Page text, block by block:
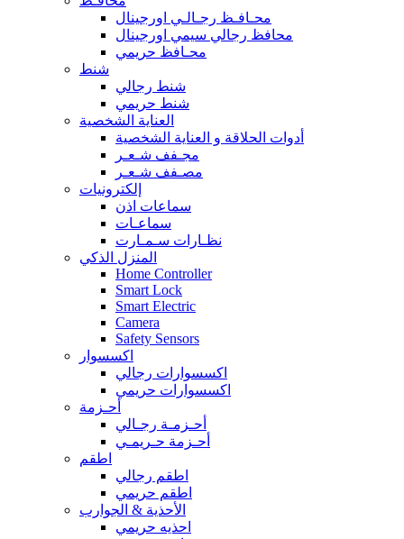
محـافـظ رجـالـي اورجينال
محافظ رجالي سيمي اورجينال
محـافظ حريمي
شنط
شنط رجالي
شنط حريمي
العناية الشخصية
أدوات الحلاقة و العناية الشخصية
مجـفف شـعـر
مصـفف شـعـر
إلكترونيات
سماعات اذن
سماعـات
نظـارات سـمـارت
المنزل الذكي
Home Controller
Smart Lock
Smart Electric
Camera
Safety Sensors
اكسسوار
اكسسوارات رجالي
اكسسوارات حريمي
أحـزمة
أحـزمـة رجـالي
أحـزمة حـريمـي
اطقم
اطقم رجالي
اطقم حريمي
الأحذية & الجوارب
احذيه حريمي